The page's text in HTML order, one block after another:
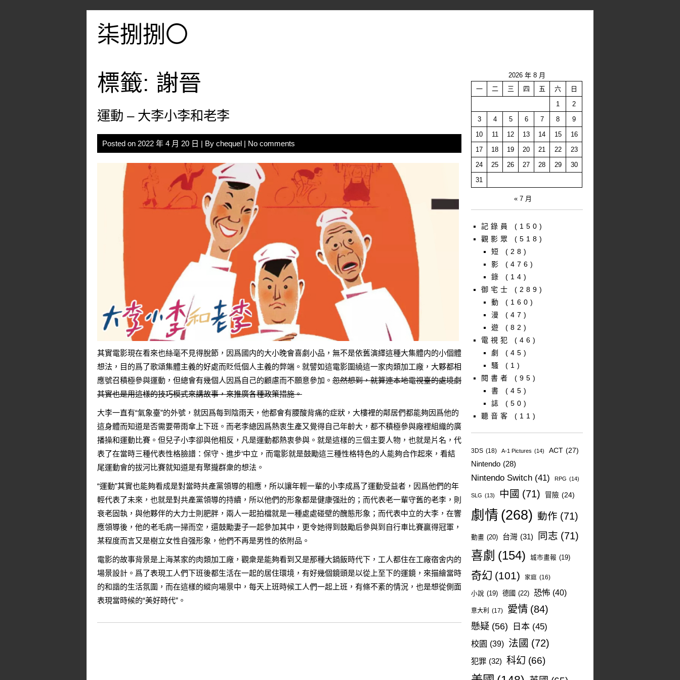
柒捌捌〇
標籤: 謝晉
運動 – 大李小李和老李
Posted on 2022 年 4 月 20 日 | By chequel | No comments
其實電影現在看來也絲毫不見得脫節，因爲國内的大小晚會喜劇小品，無不是依舊演繹這種大集體内的小個體
想法，目的爲了歌頌集體主義的好處而貶低個人主義的弊端。就譬如這電影圍繞這一家肉類加工廠，大夥都相
應號召積極參與運動，但總會有幾個人因爲自己的顧慮而不願意參加。 忽然想到，就算連本地電視臺的處境劇
其實也是用這樣的技巧模式來講故事，來推廣各種政策措施。
大李一直有“氣象臺”的外號，就因爲每到陰雨天，他都會有腰酸背痛的症狀，大樓裡的鄰居們都能夠因爲他的
這身體而知道是否需要帶雨傘上下班。而老李總因爲熱衷生產又覺得自己年齡大，都不積極參與廠裡組織的廣
播操和運動比賽。但兒子小李卻與他相反，凡是運動都熱衷參與。就是這樣的三個主要人物，也就是片名，代
表了在當時三種代表性格臉譜：保守、進步‘中立，而電影就是鼓勵這三種性格特色的人能夠合作起來，看結
尾運動會的拔河比賽就知道是有聚攏群衆的想法。
“運動”其實也能夠看成是對當時共產黨領導的相應，所以讓年輕一輩的小李成爲了運動受益者，因爲他們的年
輕代表了未來，也就是對共產黨領導的持續，所以他們的形象都是健康强壯的；而代表老一輩守舊的老李，則
衰老固執，與他夥伴的大力士則肥胖，兩人一起拍檔就是一種處處碰壁的醜態形象；而代表中立的大李，在響
應領導後，他的老毛病一掃而空，還鼓勵妻子一起參加其中，更令她得到鼓勵后參與到自行車比賽贏得冠軍，
某程度而言又是樹立女性自强形象，他們不再是男性的依附品。
電影的故事背景是上海某家的肉類加工廠，觀衆是能夠看到又是那種大鍋飯時代下，工人都住在工廠宿舍内的
場景設計。爲了表現工人們下班後都生活在一起的居住環境，有好幾個鏡頭是以從上至下的運鏡，來描繪當時
的和諧的生活氛圍，而在這樣的縱向場景中，每天上班時候工人們一起上班，有條不紊的情況，也是想從側面
表現當時候的“美好時代”。
2026 年 8 月
一
二 三 四 五 六
日
1
2
3
4 5 6 7 8
9
10
11 12 13 14 15
16
17
18 19 20 21 22
23
24
25 26 27 28 29
30
31
« 7 月
記錄員
(150)
觀影眾
(518)
短
(28)
影
(476)
錄
(14)
御宅士
(289)
動
(160)
漫
(47)
遊
(82)
電視犯
(46)
劇
(45)
騷
(1)
閱書者
(95)
書
(45)
誌
(50)
聽音客
(11)
3DS (18) A-1 Pictures (14) ACT (27)
Nintendo (28)
Nintendo Switch (41) RPG (14)
SLG (13) 中國 (71) 冒險 (24)
劇情 (268) 動作 (71)
動畫 (20) 台灣 (31) 同志 (71)
喜劇 (154) 城市畫報 (19)
奇幻 (101) 家庭 (16)
小說 (19) 德國 (22) 恐怖 (40)
意大利 (17) 愛情 (84)
懸疑 (56) 日本 (45)
校園 (39) 法國 (72)
犯罪 (32) 科幻 (66)